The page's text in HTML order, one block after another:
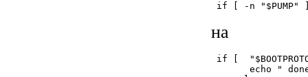
if [ -n "$PUMP"
на
if [
echo "